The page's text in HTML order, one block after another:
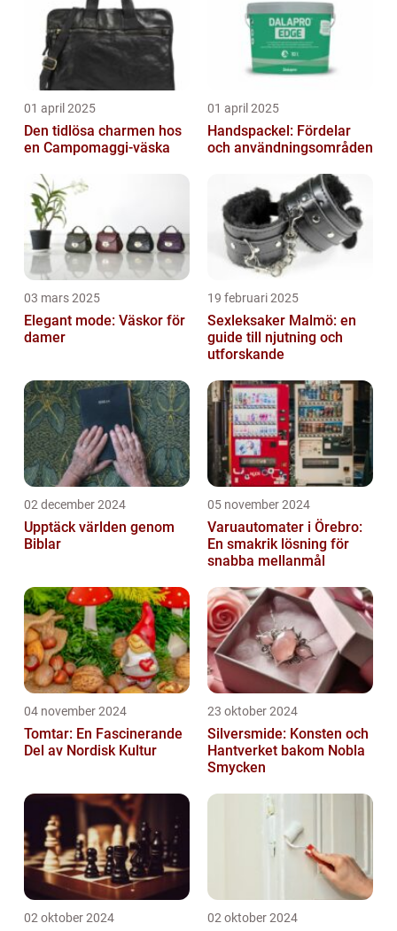
01 april 2025
Den tidlösa charmen hos
en Campomaggi-väska
01 april 2025
Handspackel: Fördelar
och användningsområden
03 mars 2025
Elegant mode: Väskor för
damer
19 februari 2025
Sexleksaker Malmö: en
guide till njutning och
utforskande
02 december 2024
Upptäck världen genom
Biblar
05 november 2024
Varuautomater i Örebro:
En smakrik lösning för
snabba mellanmål
04 november 2024
Tomtar: En Fascinerande
Del av Nordisk Kultur
23 oktober 2024
Silversmide: Konsten och
Hantverket bakom Nobla
Smycken
02 oktober 2024 02 oktober 2024